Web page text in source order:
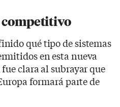
qué tipo de sistemas
en esta nueva
clara al subrayar que
formará parte de